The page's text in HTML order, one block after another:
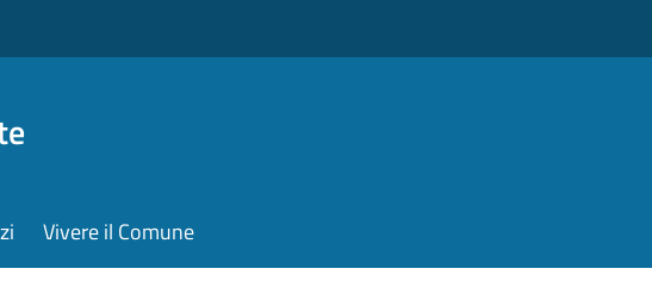
Vivere il Comune